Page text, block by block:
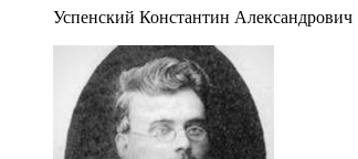
Успенский Константин Александрович